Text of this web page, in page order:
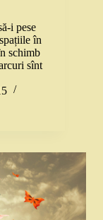
i pese
în
schimb
sînt